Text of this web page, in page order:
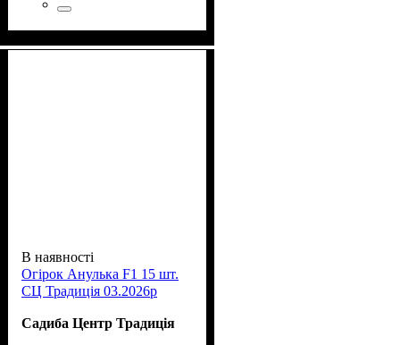
В наявності
Огірок Анулька F1 15 шт.
СЦ Традиція 03.2026р
Садиба Центр Традиція